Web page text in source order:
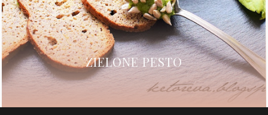
ZIELONE PESTO